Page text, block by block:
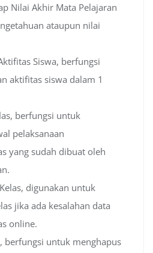
Nilai Akhir Mata Pelajaran
ataupun nilai
Siswa, berfungsi
aktifitas siswa dalam 1
berfungsi untuk
pelaksanaan
yang sudah dibuat oleh
digunakan untuk
jika ada kesalahan data
online.
berfungsi untuk menghapus